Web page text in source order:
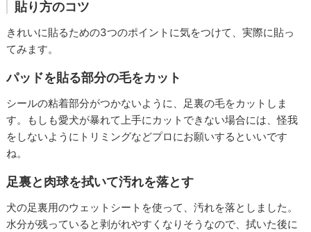
貼り方のコツ
きれいに貼るための3つのポイントに気をつけて、実際に貼っ
てみます。
パッドを貼る部分の毛をカット
シールの粘着部分がつかないように、足裏の毛をカットしま
す。もしも愛犬が暴れて上手にカットできない場合には、怪我
をしないようにトリミングなどプロにお願いするといいです
ね。
足裏と肉球を拭いて汚れを落とす
犬の足裏用のウェットシートを使って、汚れを落としました。
水分が残っていると剥がれやすくなりそうなので、拭いた後に